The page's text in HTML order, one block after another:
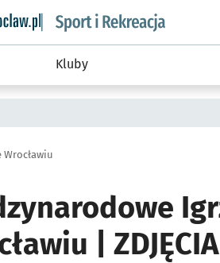
informacyjny wroclaw.pl podserwis:
Kluby
| ZDJĘCIA